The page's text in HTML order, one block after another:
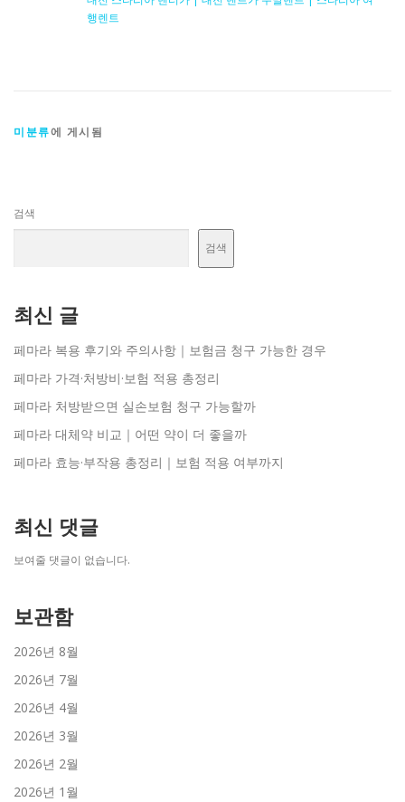
행렌트
미분류에 게시됨
검색
검색
최신 글
페마라 복용 후기와 주의사항｜보험금 청구 가능한 경우
페마라 가격·처방비·보험 적용 총정리
페마라 처방받으면 실손보험 청구 가능할까
페마라 대체약 비교｜어떤 약이 더 좋을까
페마라 효능·부작용 총정리｜보험 적용 여부까지
최신 댓글
보여줄 댓글이 없습니다.
보관함
2026년 8월
2026년 7월
2026년 4월
2026년 3월
2026년 2월
2026년 1월